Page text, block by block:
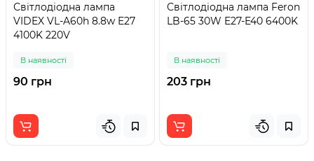
Світлодіодна лампа
VIDEX VL-A60h 8.8w E27
4100K 220V
В наявності
90 грн
Світлодіодна лампа Feron
LB-65 30W E27-E40 6400K
В наявності
203 грн